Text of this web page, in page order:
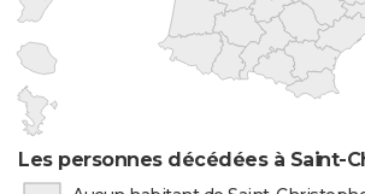
Les personnes décédées à Saint-